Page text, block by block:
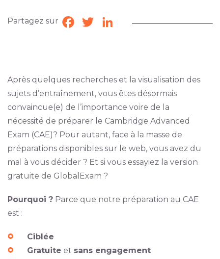
Partagez sur Facebook
TwitterLinkedIn
Après quelques recherches et la visualisation des
sujets d’entraînement, vous êtes désormais
convaincue(e) de l’importance voire de la
nécessité de préparer le Cambridge Advanced
Exam (CAE)? Pour autant, face à la masse de
préparations disponibles sur le web, vous avez du
mal à vous décider ? Et si vous essayiez la version
gratuite de GlobalExam ?
Pourquoi ?Parce que notre préparation au CAE
est :
Ciblée
Gratuite et sans engagement